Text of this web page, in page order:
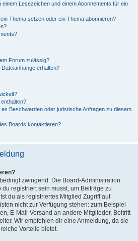
Lesezeichen und einem Abonnements für ein
Thema setzen oder ein Thema abonnieren?
Forum zulässig?
erhalten?
Beschwerden oder juristische Anfragen zu diesem
Boards kontaktieren?
zwingend. Die Board-Administration
registriert sein musst, um Beiträge zu
du als registriertes Mitglied Zugriff auf
nicht zur Verfügung stehen: zum Beispiel
E-Mail-Versand an andere Mitglieder, Beitritt
Wir empfehlen dir eine Anmeldung, da sie
Vorteile bietet.